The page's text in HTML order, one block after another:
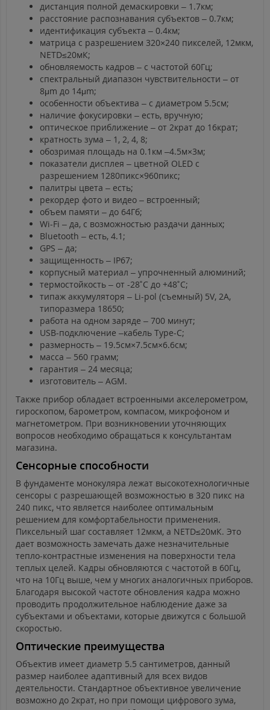
дистанция полной демаскировки – 1.7км;
расстояние распознавания субъектов – 0.7км;
идентификация субъекта – 0.4км;
матрица с разрешением 320×240 пикселей, 12мкм,
NETD≤20мК;
обновляемость кадров – с частотой 60Гц;
спектральный диапазон чувствительности – от
8μm до 14μm;
особенности объектива – с диаметром 5.5см;
наличие фокусировки – есть, вручную;
оптическое приближение – от 2крат до 16крат;
кратность зума – 1, 2, 4, 8;
обозримая площадь на 0.1км –4.5м×3м;
показатели дисплея – цветной OLED с
разрешением 1280пикс×960пикс;
палитры цвета – есть;
рекордер фото и видео – встроенный;
объем памяти – до 64Гб;
Wi-Fi – да, с возможностью раздачи данных;
Bluetooth – есть, 4.1;
GPS – да;
защищенность – IP67;
корпусный материал – упрочненный алюминий;
термостойкость – от -28˚С до +48˚С;
типаж аккумуляторя – Li-pol (съемный) 5V, 2А,
типоразмера 18650;
работа на одном заряде – 700 минут;
USB-подключение –кабель Type-C;
размерность – 19.5см×7.5см×6.6см;
масса – 560 грамм;
гарантия – 24 месяца;
изготовитель – AGM.
Также прибор обладает встроенными акселерометром,
гироскопом, барометром, компасом, микрофоном и
магнетометром. При возникновении уточняющих
вопросов необходимо обращаться к консультантам
магазина.
Сенсорные способности
В фундаменте монокуляра лежат высокотехнологичные
сенсоры с разрешающей возможностью в 320 пикс на
240 пикс, что является наиболее оптимальным
решением для комфортабельности применения.
Пиксельный шаг составляет 12мкм, а NETD≤20мК. Это
дает возможность замечать даже незначительные
тепло-контрастные изменения на поверхности тела
теплых целей. Кадры обновляются с частотой в 60Гц,
что на 10Гц выше, чем у многих аналогичных приборов.
Благодаря высокой частоте обновления кадра можно
проводить продолжительное наблюдение даже за
субъектами и объектами, которые движутся с большой
скоростью.
Оптические преимущества
Объектив имеет диаметр 5.5 сантиметров, данный
размер наиболее адаптивный для всех видов
деятельности. Стандартное объективное увеличение
возможно до 2крат, но при помощи цифрового зума,